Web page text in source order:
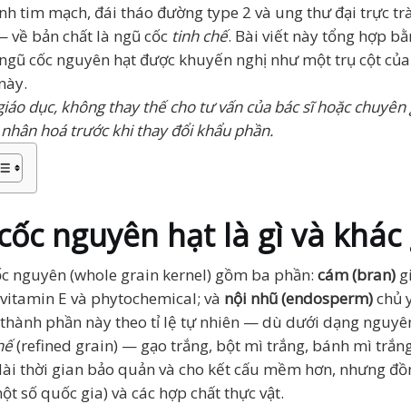
tim mạch, đái tháo đường type 2 và ung thư đại trực
về bản chất là ngũ cốc tinh chế. Bài viết này tổng hợp
cốc nguyên hạt được khuyến nghị như một trụ cột
dục, không thay thế cho tư vấn của bác sĩ hoặc
hoá trước khi thay đổi khẩu phần.
nguyên hạt là gì và
nguyên (whole grain kernel) gồm ba phần: cám (bran)
E và phytochemical; và nội nhũ (endosperm)chủ
phần này theo tỉ lệ tự nhiên — dù dưới dạng
(refined grain) — gạo trắng, bột mì trắng, bánh mì
thời gian bảo quản và cho kết cấu mềm hơn, nhưng
số quốc gia) và các hợp chất thực vật.